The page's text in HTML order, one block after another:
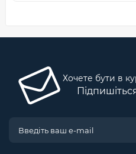
Хочете бути в